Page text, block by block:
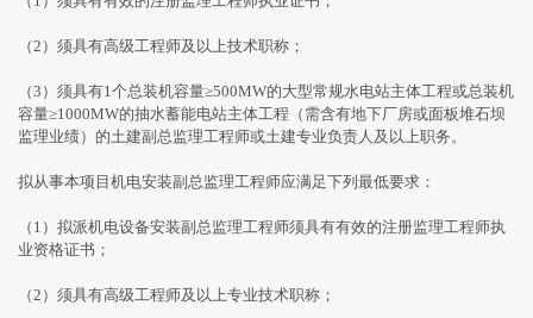
（2）须具有高级工程师及以上技术职称；
（3）须具有1个总装机容量≥500MW的大型常规水电站主体工程或总装机
容量≥1000MW的抽水蓄能电站主体工程（需含有地下厂房或面板堆石坝
监理业绩）的土建副总监理工程师或土建专业负责人及以上职务。
拟从事本项目机电安装副总监理工程师应满足下列最低要求：
（1）拟派机电设备安装副总监理工程师须具有有效的注册监理工程师执
业资格证书；
（2）须具有高级工程师及以上专业技术职称；